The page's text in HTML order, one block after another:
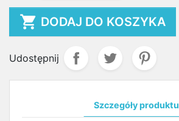
 DODAJ DO KOSZYKA
Udostępnij
Szczegóły produktu